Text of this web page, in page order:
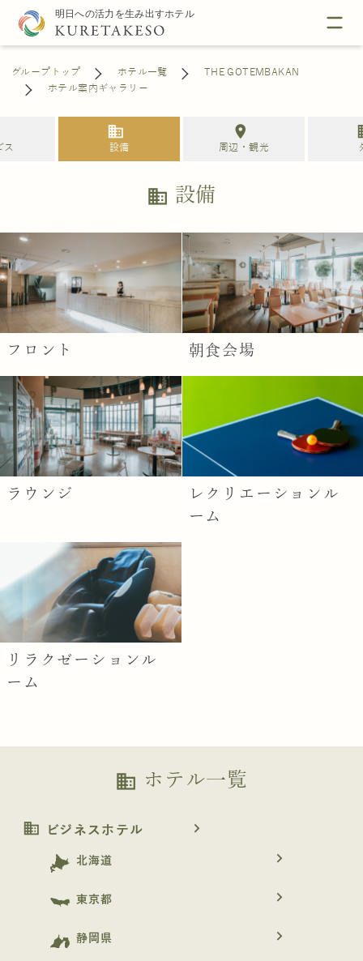
グループトップ ホテル一覧
THE GOTEMBAKAN
ホテル案内ギャラリー
ス
business
設備
location_on
周辺・観光
business 設備
フロント 朝食会場
ラウンジ
レクリエーションル
ーム
リラクゼーションル
ーム
business ホテル一覧
business ビジネスホテル navigate_next
北海道 navigate_next
東京都 navigate_next
静岡県 navigate_next